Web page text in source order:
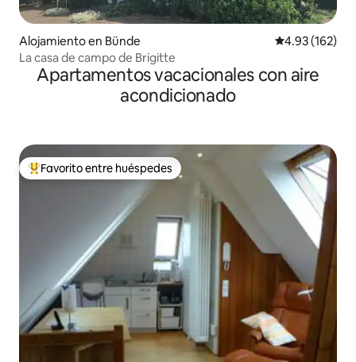
Alojamiento en Bünde Calificación
4.93 (162)
La casa de campo de Brigitte
Apartamentos vacacionales con aire
acondicionado
Favorito entre huéspedes preferido
Favorito entre huéspedes